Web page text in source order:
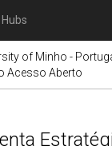
Hubs
of Minho -
Acesso Aberto